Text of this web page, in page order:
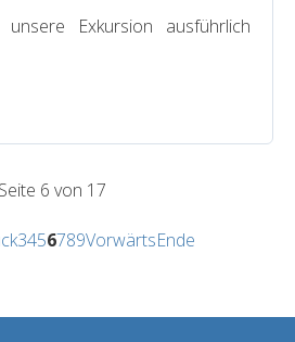
Exkursion ausführlich
Seite 6 von 17
3456789VorwärtsEnde